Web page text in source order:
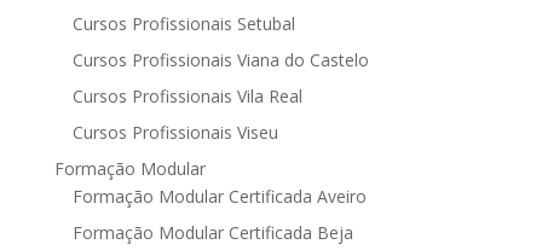
Cursos Profissionais Setubal
Cursos Profissionais Viana do Castelo
Cursos Profissionais Vila Real
Cursos Profissionais Viseu
Formação Modular
Formação Modular Certificada Aveiro
Formação Modular Certificada Beja